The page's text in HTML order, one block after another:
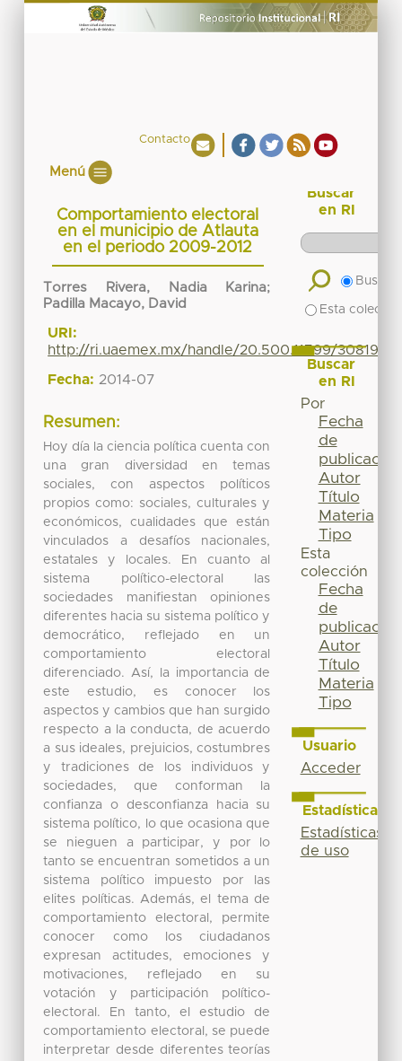
Contacto
Menú
Comportamiento electoral
en el municipio de Atlauta
en el periodo 2009-2012
Torres Rivera, Nadia Karina;
Padilla Macayo, David
URI:
http://ri.uaemex.mx/handle/20.500.11799/30819
Fecha: 2014-07
Resumen:
Hoy día la ciencia política cuenta con
una gran diversidad en temas
sociales, con aspectos políticos
propios como: sociales, culturales y
económicos, cualidades que están
vinculados a desafíos nacionales,
estatales y locales. En cuanto al
sistema político-electoral las
sociedades manifiestan opiniones
diferentes hacia su sistema político y
democrático, reflejado en un
comportamiento electoral
diferenciado. Así, la importancia de
este estudio, es conocer los
aspectos y cambios que han surgido
respecto a la conducta, de acuerdo
a sus ideales, prejuicios, costumbres
y tradiciones de los individuos y
sociedades, que conforman la
confianza o desconfianza hacia su
sistema político, lo que ocasiona que
se nieguen a participar, y por lo
tanto se encuentran sometidos a un
sistema político impuesto por las
elites políticas. Además, el tema de
comportamiento electoral, permite
conocer como los ciudadanos
expresan actitudes, emociones y
motivaciones, reflejado en su
votación y participación político-
electoral. En tanto, el estudio de
comportamiento electoral, se puede
interpretar desde diferentes teorías
Buscar
en RI
Buscar
Esta
Buscar
en RI
Por
Fecha
de
publicación
Autor
Título
Materia
Tipo
Esta
colección
Fecha
de
publicación
Autor
Título
Materia
Tipo
Usuario
Acceder
Estadísticas
Estadísticas
de uso